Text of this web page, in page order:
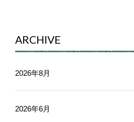
ARCHIVE
2026年8月
2026年6月